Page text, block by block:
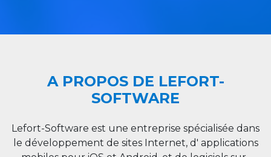
A PROPOS DE LEFORT-
SOFTWARE
Lefort-Software est une entreprise spécialisée dans
le développement de sites Internet, d' applications